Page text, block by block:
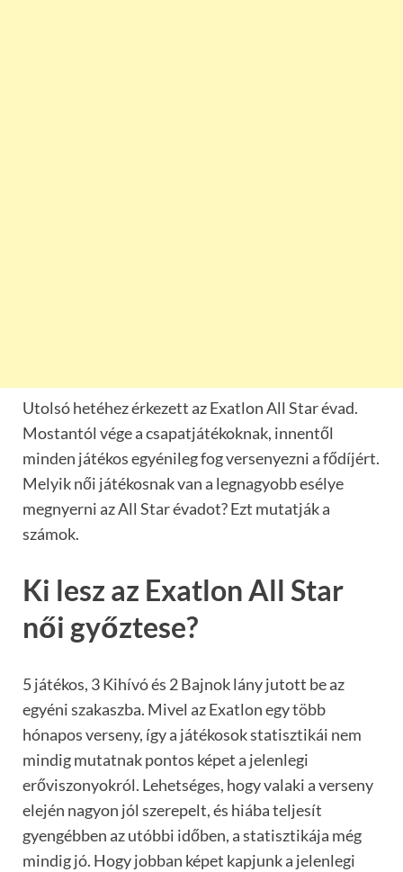
Utolsó hetéhez érkezett az Exatlon All Star évad.
Mostantól vége a csapatjátékoknak, innentől
minden játékos egyénileg fog versenyezni a fődíjért.
Melyik női játékosnak van a legnagyobb esélye
megnyerni az All Star évadot? Ezt mutatják a
számok.
Ki lesz az Exatlon All Star
női győztese?
5 játékos, 3 Kihívó és 2 Bajnok lány jutott be az
egyéni szakaszba. Mivel az Exatlon egy több
hónapos verseny, így a játékosok statisztikái nem
mindig mutatnak pontos képet a jelenlegi
erőviszonyokról. Lehetséges, hogy valaki a verseny
elején nagyon jól szerepelt, és hiába teljesít
gyengébben az utóbbi időben, a statisztikája még
mindig jó. Hogy jobban képet kapjunk a jelenlegi